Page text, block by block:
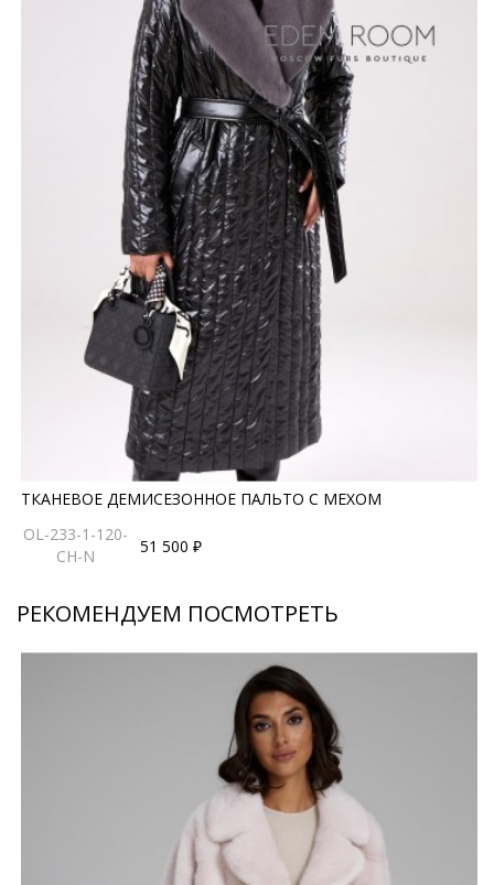
воротником серого цвета из натурального норкового
меха. Он смотрится очень стильно, а на ощупь мягкий
и бархатистый.
*описание несет информационный характер, состав и
правила ухода могут быть изменены производителем
ТКАНЕВОЕ ДЕМИСЕЗОННОЕ ПАЛЬТО С МЕХОМ
OL-233-1-120-
CH-N
51 500 ₽
РЕКОМЕНДУЕМ ПОСМОТРЕТЬ